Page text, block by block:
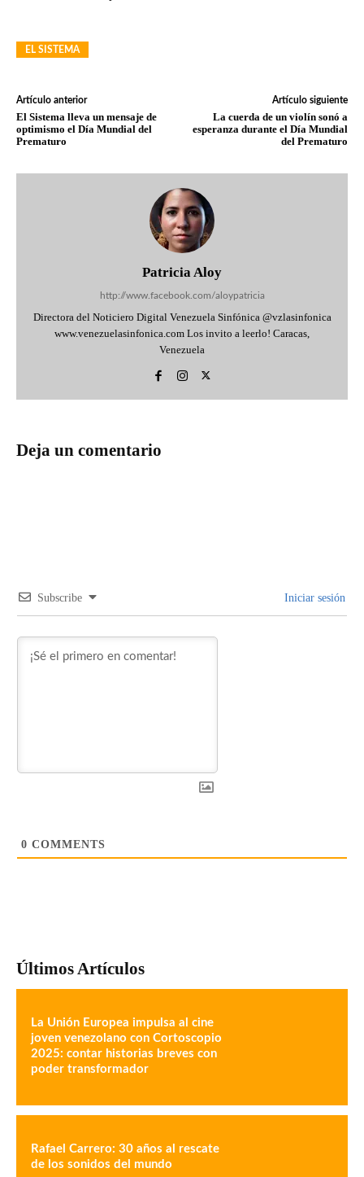
EL SISTEMA
Artículo anterior
El Sistema lleva un mensaje de
optimismo el Día Mundial del
Prematuro
Artículo siguiente
La cuerda de un violín sonó a
esperanza durante el Día Mundial
del Prematuro
Patricia Aloy
http://www.facebook.com/aloypatricia
Directora del Noticiero Digital Venezuela Sinfónica @vzlasinfonica
www.venezuelasinfonica.com Los invito a leerlo! Caracas,
Venezuela
Deja un comentario
Subscribe Iniciar sesión
0 COMMENTS
Últimos Artículos
La Unión Europea impulsa al cine
joven venezolano con Cortoscopio
2025: contar historias breves con
poder transformador
Rafael Carrero: 30 años al rescate
de los sonidos del mundo